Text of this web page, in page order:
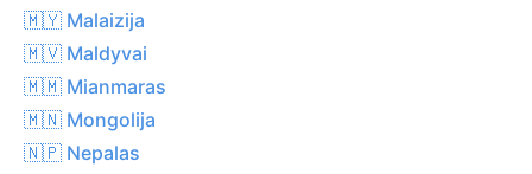
🇲🇾 Malaizija
🇲🇻 Maldyvai
🇲🇲 Mianmaras
🇲🇳 Mongolija
🇳🇵 Nepalas